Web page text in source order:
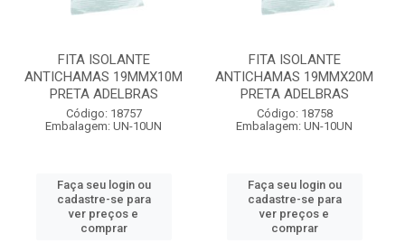
FITA ISOLANTE
ANTICHAMAS 19MMX10M
PRETA ADELBRAS
Código: 18757
Embalagem: UN-10UN
Faça seu login ou
cadastre-se para
ver preços e
comprar
FITA ISOLANTE
ANTICHAMAS 19MMX20M
PRETA ADELBRAS
Código: 18758
Embalagem: UN-10UN
Faça seu login ou
cadastre-se para
ver preços e
comprar